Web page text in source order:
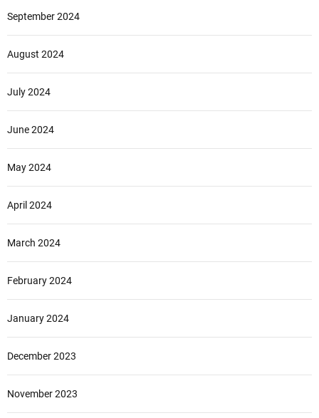
September 2024
August 2024
July 2024
June 2024
May 2024
April 2024
March 2024
February 2024
January 2024
December 2023
November 2023